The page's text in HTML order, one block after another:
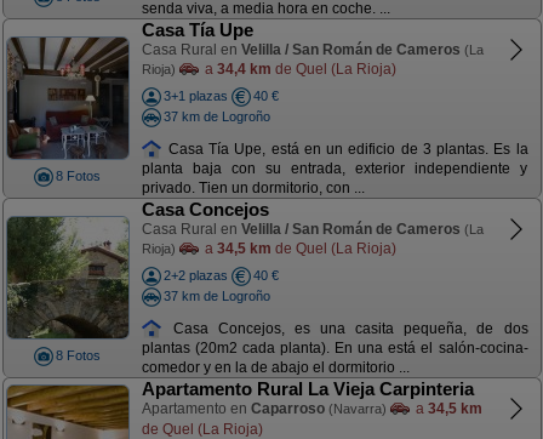
senda viva, a media hora en coche. ...
8 Fotos
Casa Tía Upe
Casa Rural en Velilla / San Román de Cameros (La
Rioja)
a 34,4 km de Quel (La Rioja)
3+1 plazas
40 €
37 km de Logroño
Casa Tía Upe, está en un edificio de 3 plantas. Es la
planta baja con su entrada, exterior independiente y
privado. Tien un dormitorio, con ...
8 Fotos
Casa Concejos
Casa Rural en Velilla / San Román de Cameros (La
Rioja)
a 34,5 km de Quel (La Rioja)
2+2 plazas
40 €
37 km de Logroño
Casa Concejos, es una casita pequeña, de dos
plantas (20m2 cada planta). En una está el salón-cocina-
comedor y en la de abajo el dormitorio ...
Apartamento Rural La Vieja Carpinteria
Apartamento en Caparroso (Navarra) a 34,5 km
de Quel (La Rioja)